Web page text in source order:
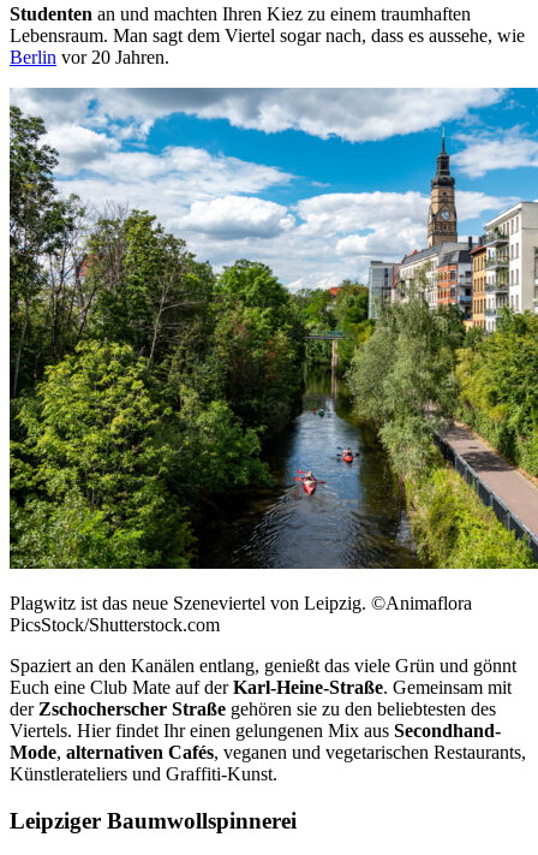
Studenten an und machten Ihren Kiez zu einem traumhaften
Lebensraum. Man sagt dem Viertel sogar nach, dass es aussehe, wie
Berlin vor 20 Jahren.
Plagwitz ist das neue Szeneviertel von Leipzig. ©Animaflora
PicsStock/Shutterstock.com
Spaziert an den Kanälen entlang, genießt das viele Grün und gönnt
Euch eine Club Mate auf derKarl-Heine-Straße. Gemeinsam mit
der Zschocherscher Straße gehören sie zu den beliebtesten des
Viertels. Hier findet Ihr einen gelungenen Mix aus Secondhand-
Mode, alternativen Cafés, veganen und vegetarischen Restaurants,
Künstlerateliers und Graffiti-Kunst.
Leipziger Baumwollspinnerei